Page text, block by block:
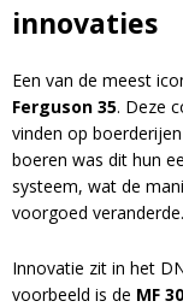
innovaties
Een van de meest
Ferguson 35. Deze
vinden op
boeren was dit hun
systeem, wat de
voorgoed veranderde.
Innovatie zit in het
voorbeeld is de MF